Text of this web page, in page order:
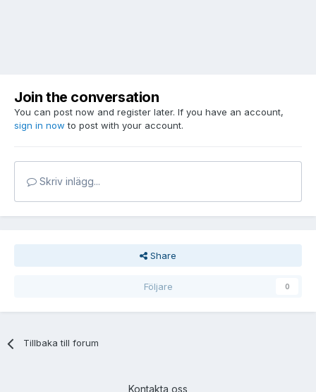
Join the conversation
You can post now and register later. If you have an account,
sign in now to post with your account.
Skriv inlägg...
Share
Följare 0
Tillbaka till forum
Kontakta oss